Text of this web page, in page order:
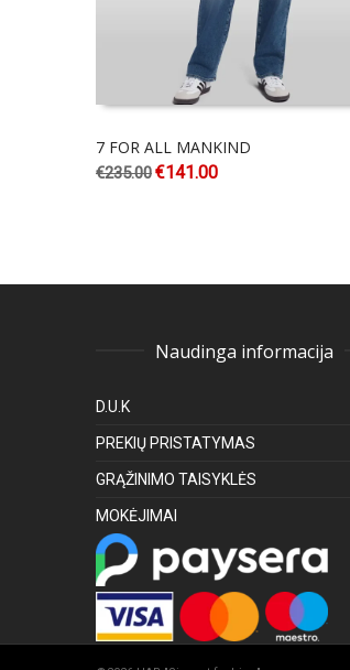
7 FOR ALL MANKIND
€235.00€141.00
Naudinga informacija
D.U.K
PREKIŲ PRISTATYMAS
GRĄŽINIMO TAISYKLĖS
MOKĖJIMAI